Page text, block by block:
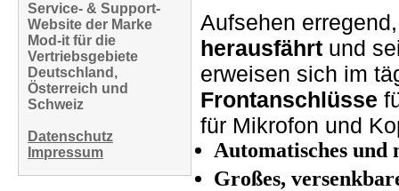
Service- & Support-
Website der Marke
Mod-it für die
Vertriebsgebiete
Deutschland,
Österreich und
Schweiz
Datenschutz
Impressum
Aufsehen
herausfährt und
erweisen sich im
Frontanschlüsse
für Mikrofon und
Automatisches und
Großes,